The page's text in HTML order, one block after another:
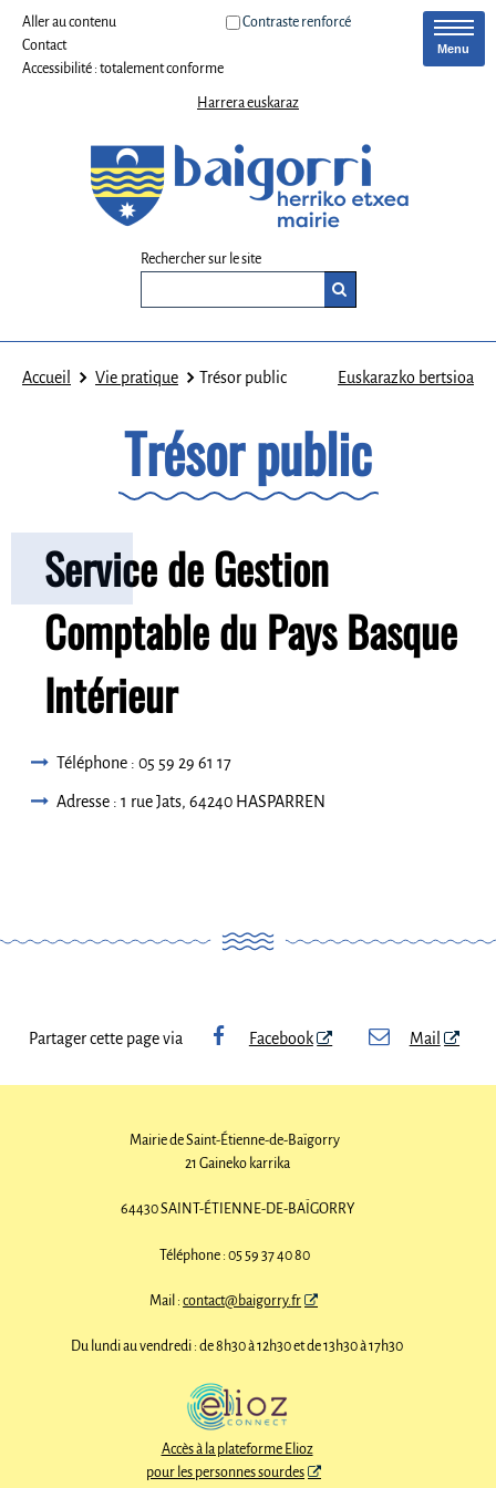
Aller au contenu
Contact
Accessibilité : totalement conforme
Contraste renforcé
Harrera euskaraz
Rechercher sur le site
Menu
Accueil Vie pratique Trésor public Euskarazko bertsioa
Trésor public
Service de Gestion
Comptable du Pays Basque
Intérieur
Téléphone : 05 59 29 61 17
Adresse : 1 rue Jats, 64240 HASPARREN
Partager cette page via Facebook Mail
Mairie de Saint-Étienne-de-Baïgorry
21 Gaineko karrika
64430 SAINT-ÉTIENNE-DE-BAÏGORRY
Téléphone : 05 59 37 40 80
Mail :contact@baigorry.fr
Du lundi au vendredi : de 8h30 à 12h30 et de 13h30 à 17h30
Accès à la plateforme Elioz
pour les personnes sourdes